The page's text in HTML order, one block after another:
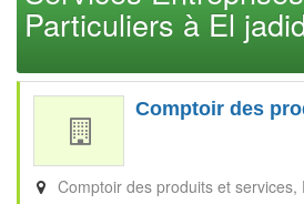
Particuliers à El
Comptoir des
Comptoir des produits et services